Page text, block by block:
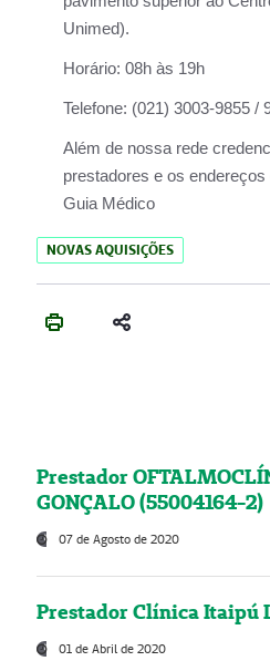
Unimed).
Horário: 08h às 19h
Telefone: (021) 3003-9855 /
Além de nossa rede
prestadores e os
Guia Médico
NOVAS AQUISIÇÕES
Prestador
GONÇALO (55004164-2)
07 de Agosto de 2020
Prestador Clínica Itaipú
01 de Abril de 2020